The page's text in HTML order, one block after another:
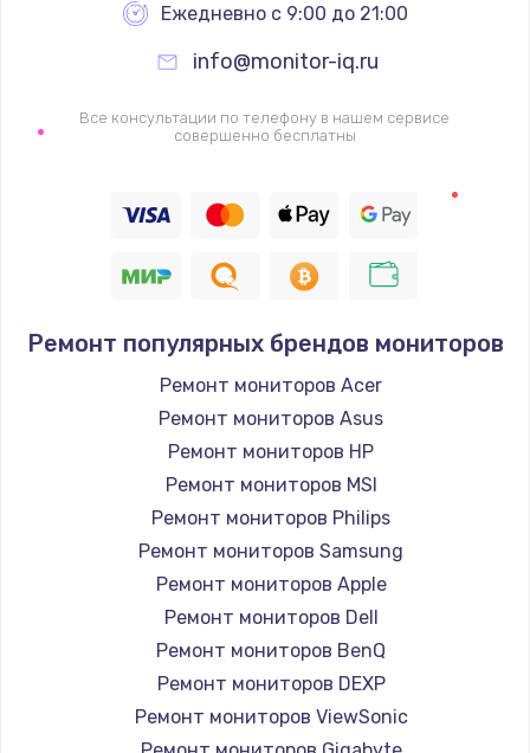
Помехи и искажение звука
900 руб.
1400 руб.
Заказать
Восстановление цепи питания, пайка
880 руб.
Программный ремонт/прошивка
Заказать
Замена Bluetooth/Wi-Fi модуля
800 руб.
Заказать
Замена картридера
890 руб.
Ежедневно с 9:00 до 21:00
info@monitor-iq.ru
Все консультации по телефону в нашем сервисе
совершенно бесплатны
Ремонт популярных брендов мониторов
Ремонт мониторов Acer
Ремонт мониторов Asus
Ремонт мониторов HP
Ремонт мониторов MSI
Ремонт мониторов Philips
Ремонт мониторов Samsung
Ремонт мониторов Apple
Ремонт мониторов Dell
Ремонт мониторов BenQ
Ремонт мониторов DEXP
Ремонт мониторов ViewSonic